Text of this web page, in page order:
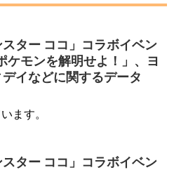
スター ココ」コラボイベン
ケモンを解明せよ！」、ヨ
イなどに関するデータ
ます。
スター ココ」コラボイベン